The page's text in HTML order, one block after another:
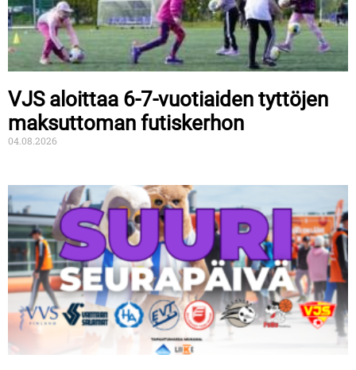
VJS aloittaa 6-7-vuotiaiden tyttöjen
maksuttoman futiskerhon
04.08.2026